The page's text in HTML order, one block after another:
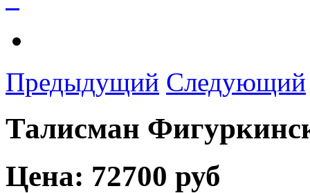
Предыдущий Следующий
Талисман
Цена: 72700 руб